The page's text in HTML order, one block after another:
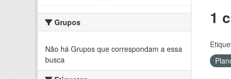
Grupos
Não há Grupos que correspondam a essa
busca
1